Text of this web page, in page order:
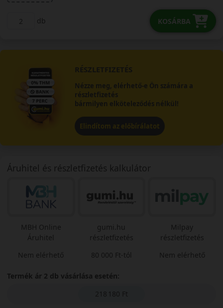
db KOSÁRBA
RÉSZLETFIZETÉS
Nézze meg, elérhető-e Ön számára a
részletfizetés
bármilyen elköteleződés nélkül!
Elindítom az előbírálatot
Áruhitel és részletfizetés kalkulátor
MBH Online
Áruhitel
Nem elérhető
gumi.hu
részletfizetés
80 000 Ft-tól
Milpay
részletfizetés
Nem elérhető
Termék ár 2 db vásárlása esetén:
218 180 Ft